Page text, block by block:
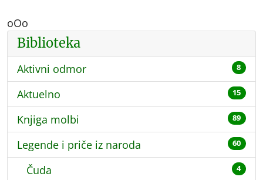
oOo
Biblioteka
Aktivni odmor 8
Aktuelno 15
Knjiga molbi 89
Legende i priče iz naroda 60
Čuda 4